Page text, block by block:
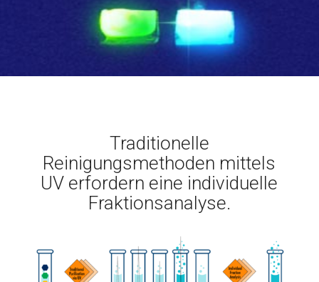
Traditionelle
Reinigungsmethoden mittels
UV erfordern eine individuelle
Fraktionsanalyse.